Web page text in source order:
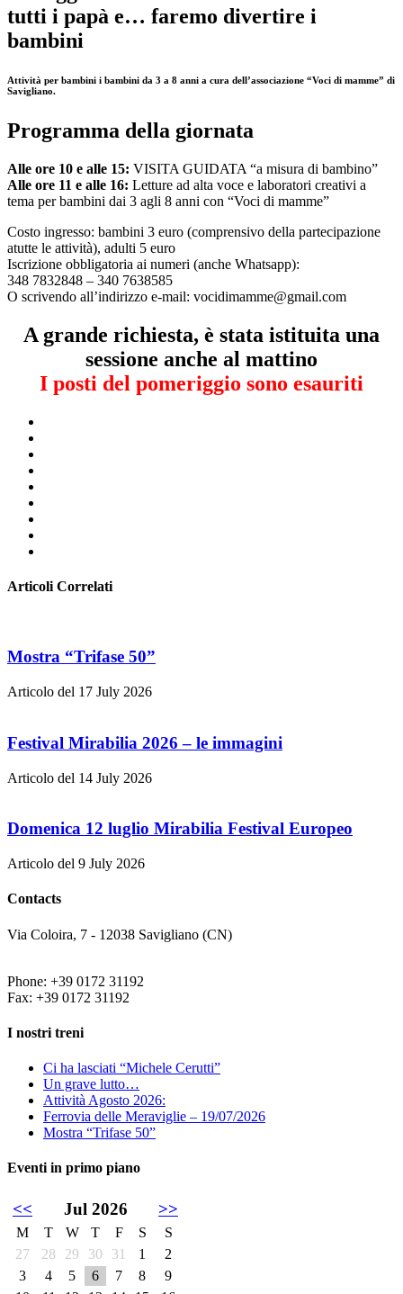
tutti i papà e… faremo divertire i
bambini
Attività per bambini i bambini da 3 a 8 anni a cura dell’associazione “Voci di mamme” di
Savigliano.
Programma della giornata
Alle ore 10 e alle 15: VISITA GUIDATA “a misura di bambino”
Alle ore 11 e alle 16: Letture ad alta voce e laboratori creativi a
tema per bambini dai 3 agli 8 anni con “Voci di mamme”
Costo ingresso: bambini 3 euro (comprensivo della partecipazione
atutte le attività), adulti 5 euro
Iscrizione obbligatoria ai numeri (anche Whatsapp):
348 7832848 – 340 7638585
O scrivendo all’indirizzo e-mail: vocidimamme@gmail.com
A grande richiesta, è stata istituita una
sessione anche al mattino
I posti del pomeriggio sono esauriti
Articoli Correlati
Mostra “Trifase 50”
Articolo del 17 July 2026
Festival Mirabilia 2026 – le immagini
Articolo del 14 July 2026
Domenica 12 luglio Mirabilia Festival Europeo
Articolo del 9 July 2026
Contacts
Via Coloira, 7 - 12038 Savigliano (CN)
Phone: +39 0172 31192
Fax: +39 0172 31192
I nostri treni
Ci ha lasciati “Michele Cerutti”
Un grave lutto…
Attività Agosto 2026:
Ferrovia delle Meraviglie – 19/07/2026
Mostra “Trifase 50”
Eventi in primo piano
<< Jul 2026 >>
M T W T F S
S
27
28 29 30 31 1
2
3
4 5 6 7 8
9